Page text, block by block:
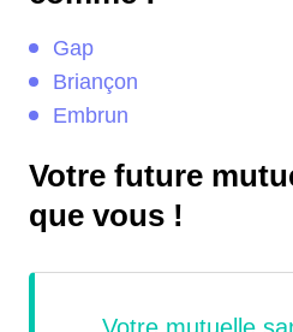
Gap
Briançon
Embrun
Votre future
que vous !